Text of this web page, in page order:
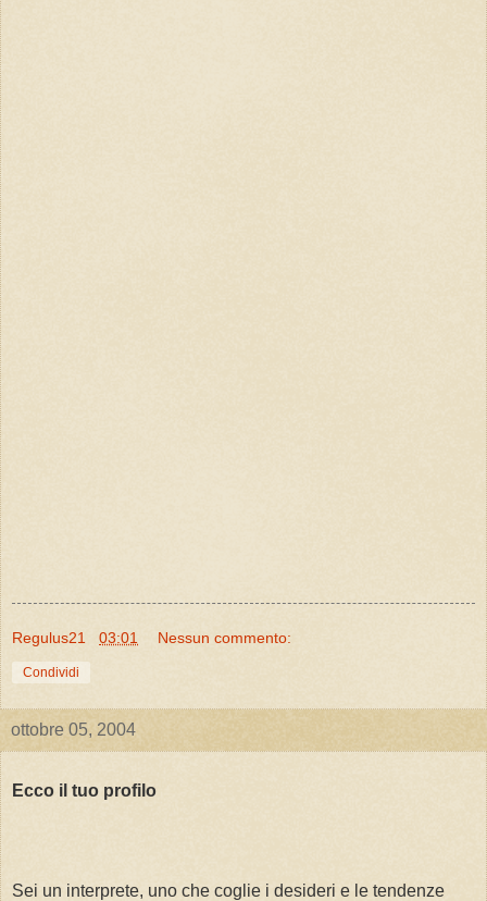
Regulus21 03:01 Nessun commento:
Condividi
ottobre 05, 2004
Ecco il tuo profilo
Sei un interprete, uno che coglie i desideri e le tendenze